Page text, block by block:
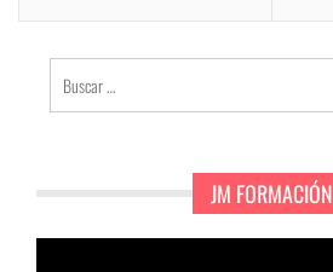
Buscar:
JM FORMACIÓN